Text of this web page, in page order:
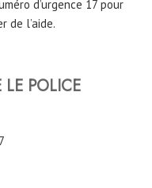
d’urgence 17 pour
de l’aide.
LE POLICE